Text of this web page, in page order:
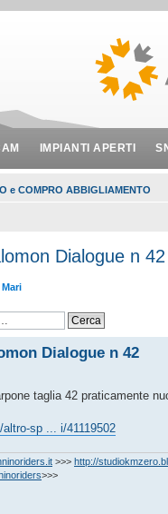
IMPIANTI APERTI
e COMPRO ABBIGLIAMENTO
Dialogue n 42
Mari
Dialogue n 42
taglia 42 praticamente
sp ... i/41119502
>>> http://
>>>